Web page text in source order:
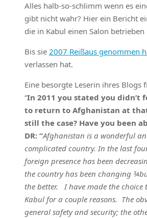
Alles halb-so-schlimm wenn es
gibt nicht wahr? Hier ein Bericht
die in Kabul einen Salon betrieben
Bis sie 2007 Reißaus genommen
verlassen hat.
Eine besorgte Leserin ihres Blogs
“In 2011 you stated you didn’t
to return to Afghanistan at
still the case? Have you been
DR: “Afghanistan is a wonderful
complicated country. In the last
foreign presence has been
the country has been changing
the better. I have made the choice
Kabul for a couple reasons. The
general safety and security; the